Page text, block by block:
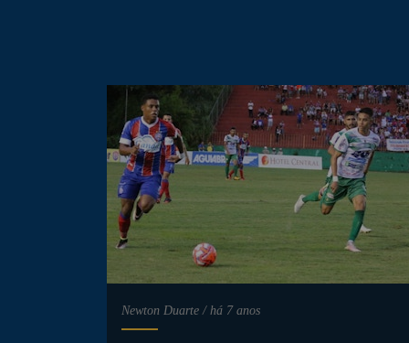
Newton Duarte / há 7 anos